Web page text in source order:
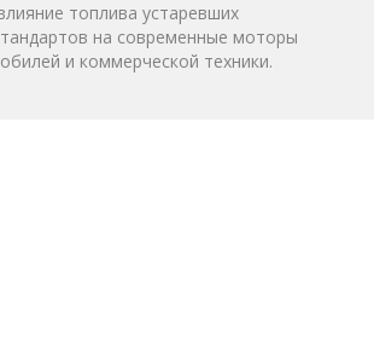
топлива устаревших
на современные моторы
и коммерческой техники.